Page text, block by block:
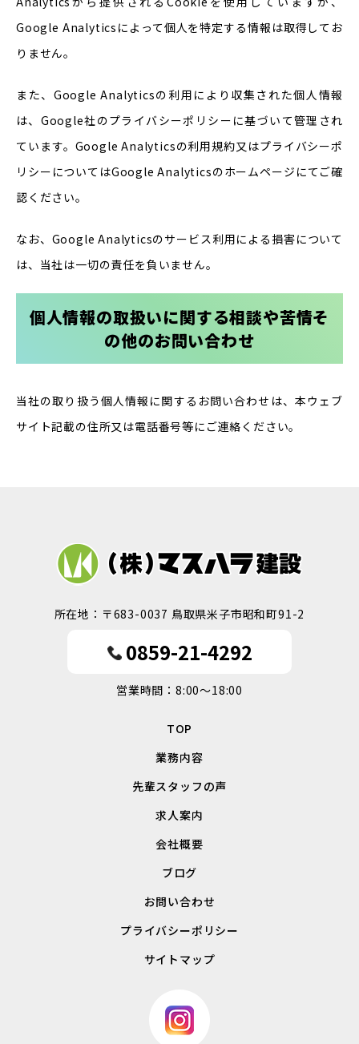
Google Analyticsによって個人を特定する情報は取得してお
りません。
また、Google Analyticsの利用により収集された個人情報
は、Google社のプライバシーポリシーに基づいて管理され
ています。Google Analyticsの利用規約又はプライバシーポ
リシーについてはGoogle Analyticsのホームページにてご確
認ください。
なお、Google Analyticsのサービス利用による損害について
は、当社は一切の責任を負いません。
個人情報の取扱いに関する相談や苦情そ
の他のお問い合わせ
当社の取り扱う個人情報に関するお問い合わせは、本ウェブ
サイト記載の住所又は電話番号等にご連絡ください。
所在地：〒683-0037 鳥取県米子市昭和町91-2
0859-21-4292
営業時間：8:00～18:00
TOP
業務内容
先輩スタッフの声
求人案内
会社概要
ブログ
お問い合わせ
プライバシーポリシー
サイトマップ